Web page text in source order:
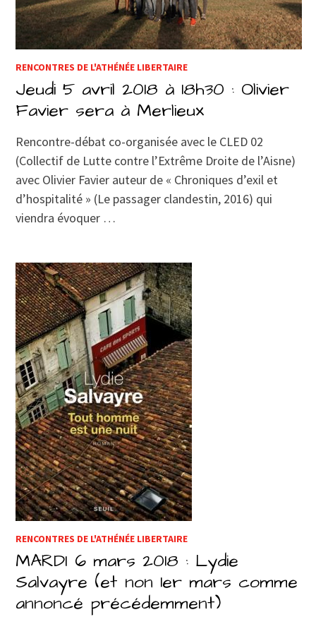
RENCONTRES DE L'ATHÉNÉE LIBERTAIRE
Jeudi 5 avril 2018 à 18h30 : Olivier
Favier sera à Merlieux
Rencontre-débat co-organisée avec le CLED 02
(Collectif de Lutte contre l’Extrême Droite de l’Aisne)
avec Olivier Favier auteur de « Chroniques d’exil et
d’hospitalité » (Le passager clandestin, 2016) qui
viendra évoquer …
RENCONTRES DE L'ATHÉNÉE LIBERTAIRE
MARDI 6 mars 2018 : Lydie
Salvayre (et non 1er mars comme
annoncé précédemment)